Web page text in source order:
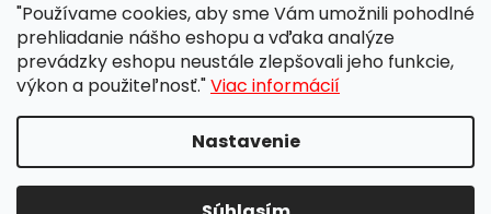
"Používame cookies, aby sme Vám umožnili pohodlné
prehliadanie nášho eshopu a vďaka analýze
prevádzky eshopu neustále zlepšovali jeho funkcie,
výkon a použiteľnosť."Viac informácií
Nastavenie
E-shop: 0948 647 767
Vytvoril Shoptet